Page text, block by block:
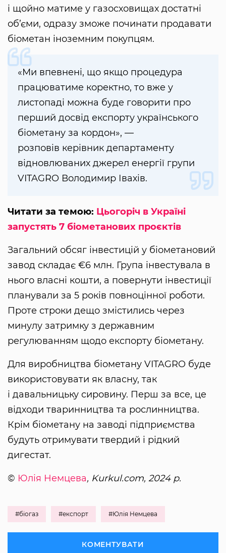
і щойно матиме у газосховищах достатні
об’єми, одразу зможе починати продавати
біометан іноземним покупцям.
«Ми впевнені, що якщо процедура
працюватиме коректно, то вже у
листопаді можна буде говорити про
перший досвід експорту українського
біометану за кордон», —
розповів керівник департаменту
відновлюваних джерел енергії групи
VITAGRO Володимир Івахів.
Читати за темою: Цьогоріч в Україні
запустять 7 біометанових проєктів
Загальний обсяг інвестицій у біометановий
завод складає €6 млн. Група інвестувала в
нього власні кошти, а повернути інвестиції
планували за 5 років повноцінної роботи.
Проте строки дещо змістились через
минулу затримку з державним
регулюванням щодо експорту біометану.
Для виробництва біометану VITAGRO буде
використовувати як власну, так
і давальницьку сировину. Перш за все, це
відходи тваринництва та рослинництва.
Крім біометану на заводі підприємства
будуть отримувати твердий і рідкий
дигестат.
© Юлія Немцева, Kurkul.com, 2024 р.
#біогаз #експорт #Юлія Немцева
КОМЕНТУВАТИ